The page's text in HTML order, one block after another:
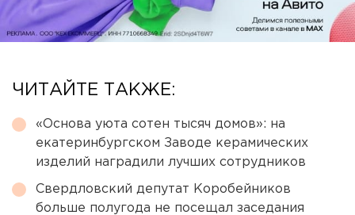
ЧИТАЙТЕ ТАКЖЕ:
«Основа уюта сотен тысяч домов»: на
екатеринбургском Заводе керамических
изделий наградили лучших сотрудников
Свердловский депутат Коробейников
больше полугода не посещал заседания